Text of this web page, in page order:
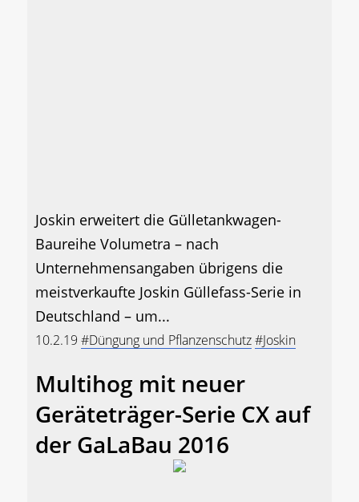
Joskin erweitert die Gülletankwagen-
Baureihe Volumetra – nach
Unternehmensangaben übrigens die
meistverkaufte Joskin Güllefass-Serie in
Deutschland – um...
10.2.19 #Düngung und Pflanzenschutz#Joskin
Multihog mit neuer
Geräteträger-Serie CX auf
der GaLaBau 2016